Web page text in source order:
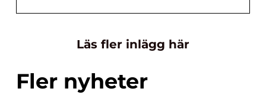
Läs fler inlägg här
Fler nyheter